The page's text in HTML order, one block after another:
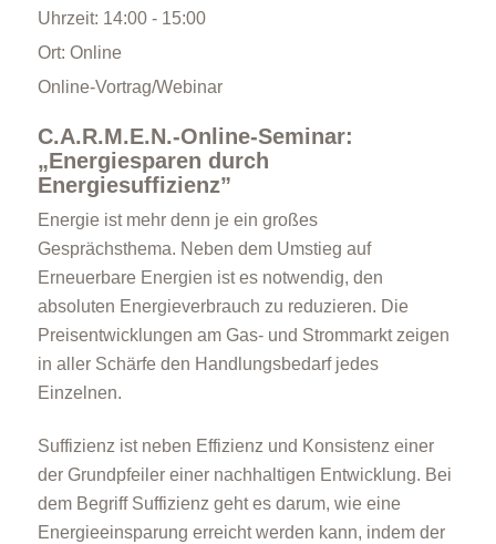
Uhrzeit: 14:00 - 15:00
Ort: Online
Online-Vortrag/Webinar
C.A.R.M.E.N.-Online-Seminar:
„Energiesparen durch
Energiesuffizienz”
Energie ist mehr denn je ein großes
Gesprächsthema. Neben dem Umstieg auf
Erneuerbare Energien ist es notwendig, den
absoluten Energieverbrauch zu reduzieren. Die
Preisentwicklungen am Gas- und Strommarkt zeigen
in aller Schärfe den Handlungsbedarf jedes
Einzelnen.
Suffizienz ist neben Effizienz und Konsistenz einer
der Grundpfeiler einer nachhaltigen Entwicklung. Bei
dem Begriff Suffizienz geht es darum, wie eine
Energieeinsparung erreicht werden kann, indem der